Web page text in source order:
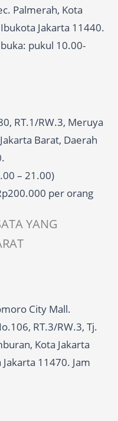
Palmerah, Kota
Jakarta 11440.
pukul 10.00-
RT.1/RW.3, Meruya
Barat, Daerah
– 21.00)
per orang
YANG
City Mall.
RT.3/RW.3, Tj.
Kota Jakarta
11470. Jam